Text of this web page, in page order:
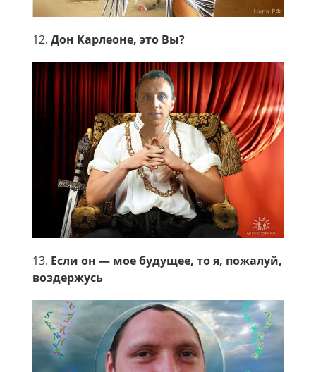
12. Дон Карлеоне, это Вы?
13. Если он — мое будущее, то я, пожалуй,
воздержусь